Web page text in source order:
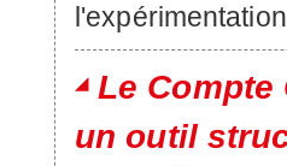
Le Compte
un outil